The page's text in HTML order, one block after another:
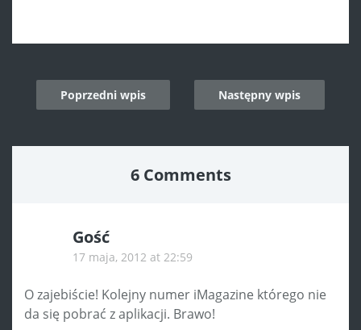
Post
navigation
Poprzedni wpis Następny wpis
6 Comments
Gość
17 maja, 2012 at 22:59
O zajebiście! Kolejny numer iMagazine którego nie
da się pobrać z aplikacji. Brawo!